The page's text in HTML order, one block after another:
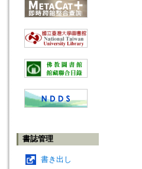
書誌管理
書き出し